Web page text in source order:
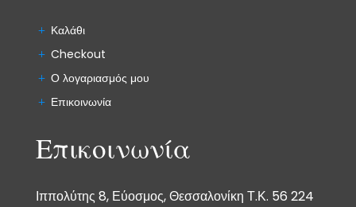
Καλάθι
Checkout
Ο λογαριασμός μου
Επικοινωνία
Επικοινωνία
Ιππολύτης 8, Εύοσμος, Θεσσαλονίκη Τ.Κ. 56 224